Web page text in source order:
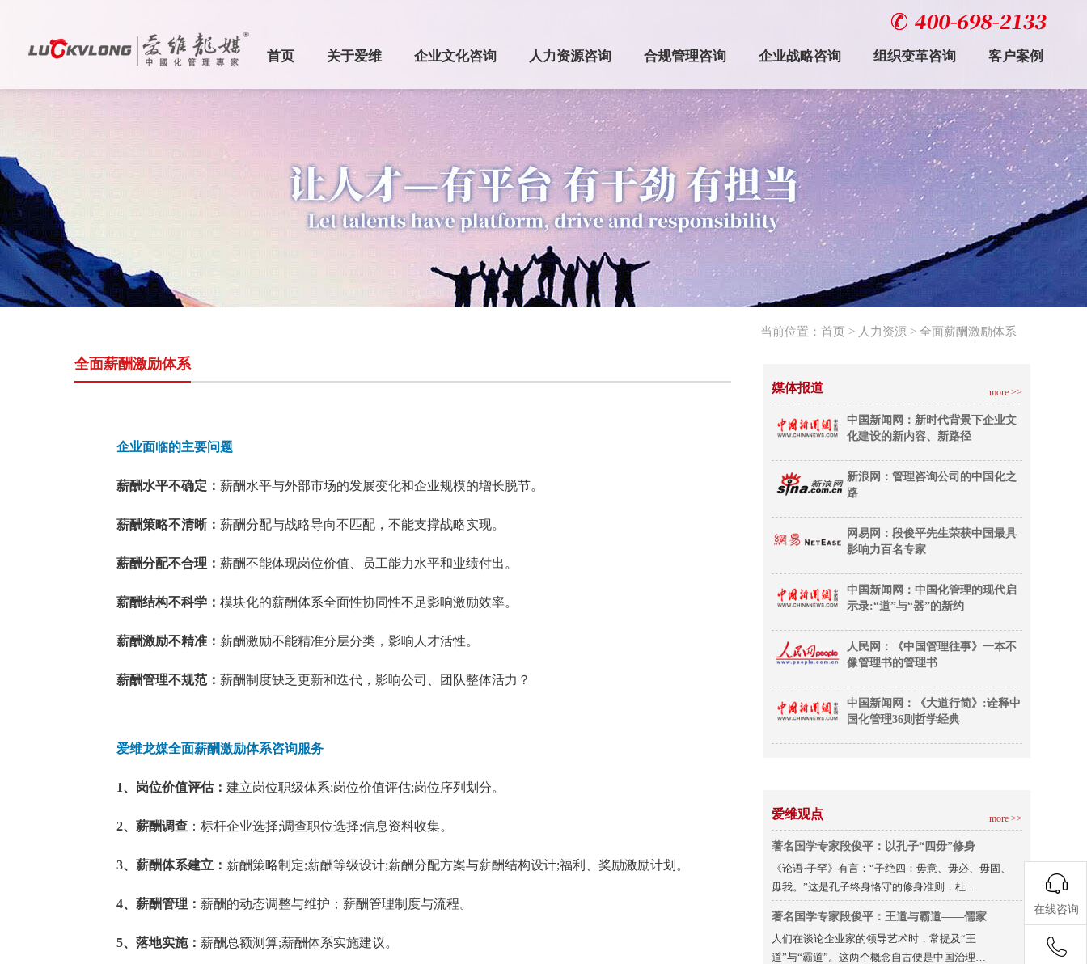
首页 关于爱维 企业文化咨询 人力资源咨询 合规管理咨询 企业战略咨询 组织变革咨询 客户案例
当前位置： 首页 > 人力资源 > 全面薪酬激励体系
全面薪酬激励体系
企业面临的主要问题
薪酬水平不确定： 薪酬水平与外部市场的发展变化和企业规模的增长脱节。
薪酬策略不清晰： 薪酬分配与战略导向不匹配，不能支撑战略实现。
薪酬分配不合理： 薪酬不能体现岗位价值、员工能力水平和业绩付出。
薪酬结构不科学： 模块化的薪酬体系全面性协同性不足影响激励效率。
薪酬激励不精准： 薪酬激励不能精准分层分类，影响人才活性。
薪酬管理不规范： 薪酬制度缺乏更新和迭代，影响公司、团队整体活力？
爱维龙媒全面薪酬激励体系咨询服务
1、岗位价值评估： 建立岗位职级体系;岗位价值评估;岗位序列划分。
2、薪酬调查 ：标杆企业选择;调查职位选择;信息资料收集。
3、薪酬体系建立： 薪酬策略制定;薪酬等级设计;薪酬分配方案与薪酬结构设计;福利、奖励激励计划。
4、薪酬管理： 薪酬的动态调整与维护；薪酬管理制度与流程。
5、落地实施： 薪酬总额测算;薪酬体系实施建议。
媒体报道 more >>
中国新闻网：新时代背景下企业文
化建设的新内容、新路径
新浪网：管理咨询公司的中国化之
路
网易网：段俊平先生荣获中国最具
影响力百名专家
中国新闻网：中国化管理的现代启
示录:“道”与“器”的新约
人民网：《中国管理往事》一本不
像管理书的管理书
中国新闻网：《大道行简》:诠释中
国化管理36则哲学经典
爱维观点 more >>
著名国学专家段俊平：以孔子“四毋”修身
《论语·子罕》有言：“子绝四：毋意、毋必、毋固、
毋我。”这是孔子终身恪守的修身准则，杜…
著名国学专家段俊平：王道与霸道——儒家
人们在谈论企业家的领导艺术时，常提及“王
道”与“霸道”。这两个概念自古便是中国治理…
在线咨询